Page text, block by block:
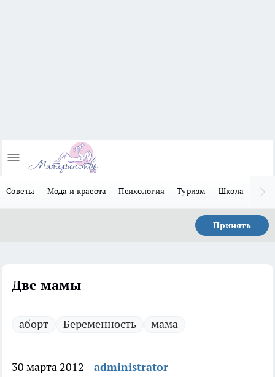
Советы Мода и красота Психология Туризм Школа
Принять
Две мамы
аборт Беременность мама
30 марта 2012 administrator